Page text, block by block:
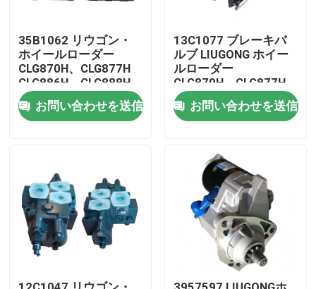
プロダクト
ビデオ
35B1062 リウゴン・
ホイールローダー
CLG870H、CLG877H
CLG886H、CLG888H
用の装置
お問い合わせを送信
13C1077 ブレーキバ
ルブ LIUGONG ホイー
ルローダー
CLG870H、CLG877H
CLG886H、CLG888H
お問い合わせを送信